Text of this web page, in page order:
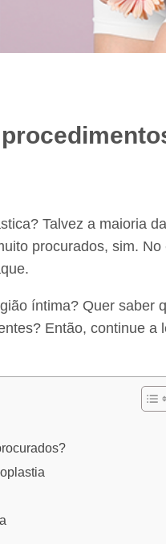
Talvez a maioria
procurados, sim. No
íntima? Quer saber
Então, continue a